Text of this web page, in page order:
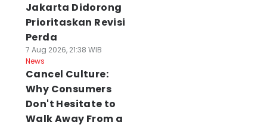
Jakarta Didorong
Prioritaskan Revisi
Perda
7 Aug 2026, 21:38 WIB
News
Cancel Culture:
Why Consumers
Don't Hesitate to
Walk Away From a